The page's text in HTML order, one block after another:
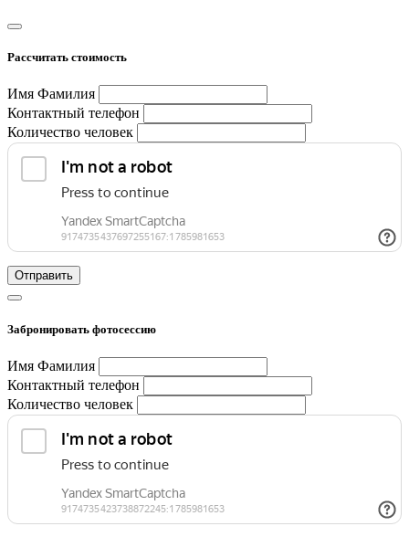
Рассчитать стоимость
Имя Фамилия
Контактный телефон
Количество человек
Отправить
Забронировать фотосессию
Имя Фамилия
Контактный телефон
Количество человек